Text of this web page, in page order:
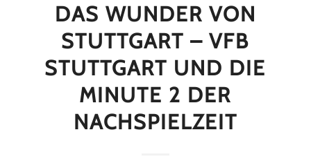
DAS WUNDER VON
STUTTGART – VFB
STUTTGART UND DIE
MINUTE 2 DER
NACHSPIELZEIT